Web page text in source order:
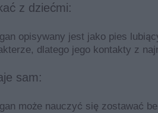
z dziećmi:
opisywany jest jako pies
dlatego jego kontakty z
sam:
może nauczyć się zostawać